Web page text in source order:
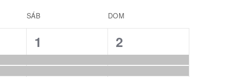
SÁB DOM
4
events,
1
3
events,
2